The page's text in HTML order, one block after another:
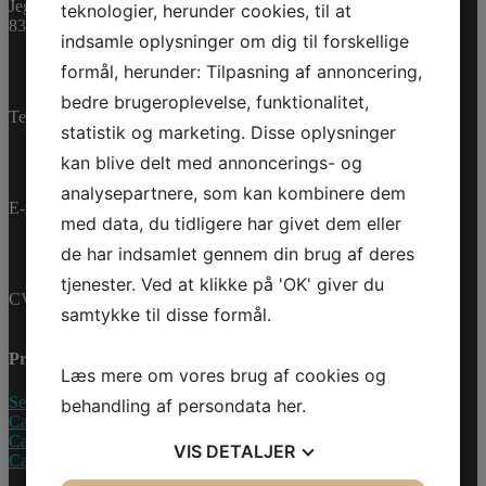
Bestillingsvare
PLASTIC
BUSHING
antal
Tilføj til kurv
Varenummer (SKU):
293900010 Kategorier:
PWC , Reservedele
Jegstrupvej 280
8361 Hasselager
Telefon: +45 70 200 600
E-mail: info@jettrade.dk
CVR-nummer: 27233678
Produkter
Sea-Doo Vandscooter
Can-Am ATV
Can-Am UTV
Can-Am Roadster
teknologier, herunder cookies, til at
indsamle oplysninger om dig til forskellige
formål, herunder: Tilpasning af annoncering,
bedre brugeroplevelse, funktionalitet,
statistik og marketing. Disse oplysninger
kan blive delt med annoncerings- og
analysepartnere, som kan kombinere dem
med data, du tidligere har givet dem eller
de har indsamlet gennem din brug af deres
tjenester. Ved at klikke på 'OK' giver du
samtykke til disse formål.
Læs mere om vores brug af cookies og
behandling af persondata her.
VIS DETALJER